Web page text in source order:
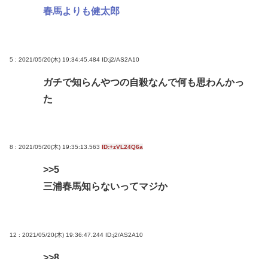
春馬よりも健太郎
5 : 2021/05/20(木) 19:34:45.484 ID:j2/AS2A10
ガチで知らんやつの自殺なんで何も思わんかっ
た
8 : 2021/05/20(木) 19:35:13.563 ID:+zVL24Q6a
>>5
三浦春馬知らないってマジか
12 : 2021/05/20(木) 19:36:47.244 ID:j2/AS2A10